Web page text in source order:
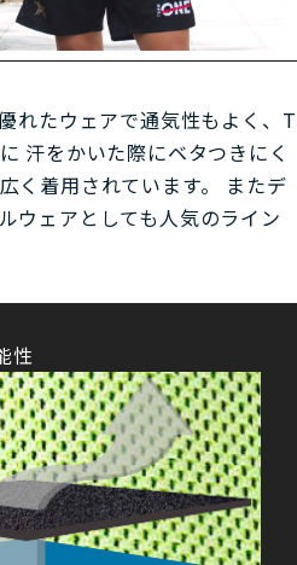
れたウェアで通気性もよく、T
汗をかいた際にベタつきにく
く着用されています。 またデ
ウェアとしても人気のライン
性